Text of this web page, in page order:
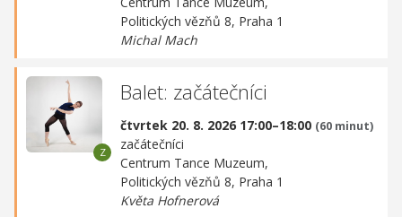
Politických vězňů 8, Praha 1
Michal Mach
Balet: začátečníci
čtvrtek 20. 8. 2026 17:00–18:00 (60 minut)
začátečníci
Centrum Tance Muzeum,
Politických vězňů 8, Praha 1
Květa Hofnerová